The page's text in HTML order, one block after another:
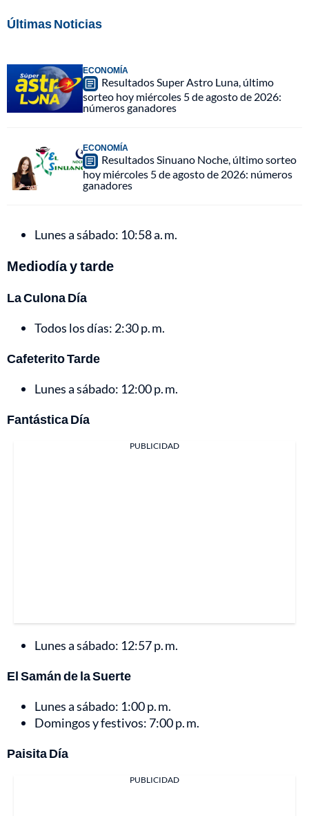
Últimas Noticias
ECONOMÍA
Resultados Super Astro Luna, último
sorteo hoy miércoles 5 de agosto de 2026:
números ganadores
ECONOMÍA
Resultados Sinuano Noche, último sorteo
hoy miércoles 5 de agosto de 2026: números
ganadores
Lunes a sábado: 10:58 a. m.
Mediodía y tarde
La Culona Día
Todos los días: 2:30 p. m.
Cafeterito Tarde
Lunes a sábado: 12:00 p. m.
Fantástica Día
PUBLICIDAD
Lunes a sábado: 12:57 p. m.
El Samán de la Suerte
Lunes a sábado: 1:00 p. m.
Domingos y festivos: 7:00 p. m.
Paisita Día
PUBLICIDAD